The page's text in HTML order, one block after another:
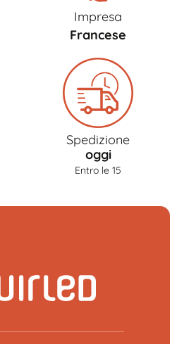
Impresa
Francese
Spedizione
oggi
Entro le 15